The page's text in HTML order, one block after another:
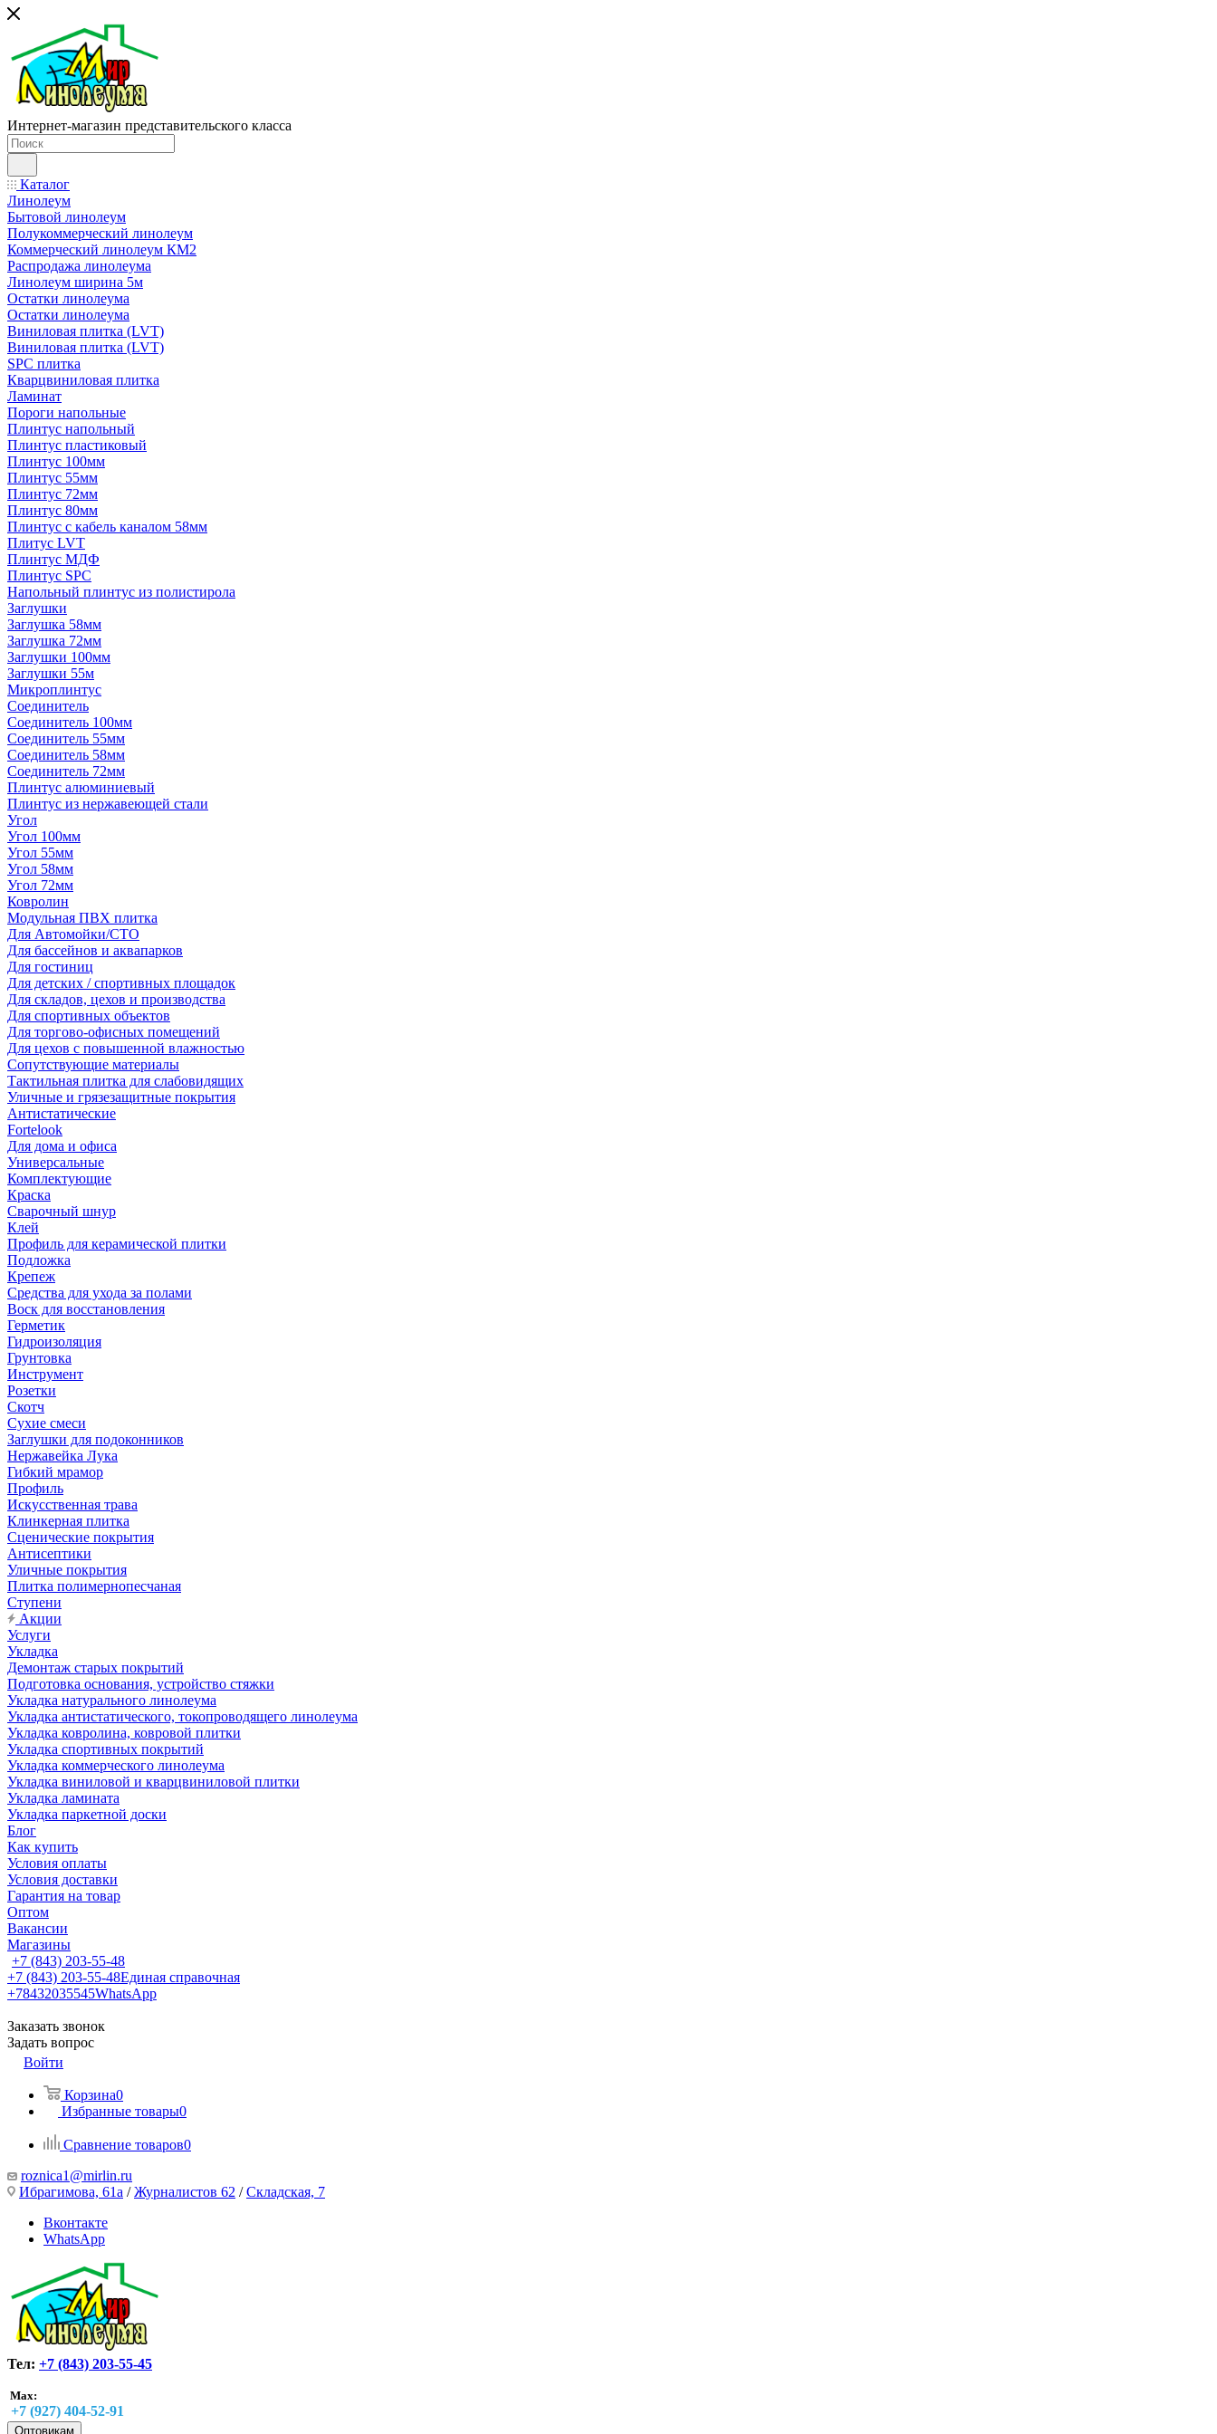
Интернет-магазин представительского класса
Каталог
Линолеум
Бытовой линолеум
Полукоммерческий линолеум
Коммерческий линолеум КМ2
Распродажа линолеума
Линолеум ширина 5м
Остатки линолеума
Остатки линолеума
Виниловая плитка (LVT)
Виниловая плитка (LVT)
SPC плитка
Кварцвиниловая плитка
Ламинат
Пороги напольные
Плинтус напольный
Плинтус пластиковый
Плинтус 100мм
Плинтус 55мм
Плинтус 72мм
Плинтус 80мм
Плинтус с кабель каналом 58мм
Плитус LVT
Плинтус МДФ
Плинтус SPC
Напольный плинтус из полистирола
Заглушки
Заглушка 58мм
Заглушка 72мм
Заглушки 100мм
Заглушки 55м
Микроплинтус
Соединитель
Соединитель 100мм
Соединитель 55мм
Соединитель 58мм
Соединитель 72мм
Плинтус алюминиевый
Плинтус из нержавеющей стали
Угол
Угол 100мм
Угол 55мм
Угол 58мм
Угол 72мм
Ковролин
Модульная ПВХ плитка
Для Автомойки/СТО
Для бассейнов и аквапарков
Для гостиниц
Для детских / спортивных площадок
Для складов, цехов и производства
Для спортивных объектов
Для торгово-офисных помещений
Для цехов с повышенной влажностью
Сопутствующие материалы
Тактильная плитка для слабовидящих
Уличные и грязезащитные покрытия
Антистатические
Fortelook
Для дома и офиса
Универсальные
Комплектующие
Краска
Сварочный шнур
Клей
Профиль для керамической плитки
Подложка
Крепеж
Средства для ухода за полами
Воск для восстановления
Герметик
Гидроизоляция
Грунтовка
Инструмент
Розетки
Скотч
Сухие смеси
Заглушки для подоконников
Нержавейка Лука
Гибкий мрамор
Профиль
Искусственная трава
Клинкерная плитка
Сценические покрытия
Антисептики
Уличные покрытия
Плитка полимернопесчаная
Ступени
Акции
Услуги
Укладка
Демонтаж старых покрытий
Подготовка основания, устройство стяжки
Укладка натурального линолеума
Укладка антистатического, токопроводящего линолеума
Укладка ковролина, ковровой плитки
Укладка спортивных покрытий
Укладка коммерческого линолеума
Укладка виниловой и кварцвиниловой плитки
Укладка ламината
Укладка паркетной доски
Блог
Как купить
Условия оплаты
Условия доставки
Гарантия на товар
Оптом
Вакансии
Магазины
+7 (843) 203-55-48
+7 (843) 203-55-48Единая справочная
+78432035545WhatsApp
Заказать звонок
Задать вопрос
Войти
Корзина0
Избранные товары0
Сравнение товаров0
roznica1@mirlin.ru
Ибрагимова, 61а /Журналистов 62 /Складская, 7
Вконтакте
WhatsApp
Тел: +7 (843) 203-55-45
Max:
+7 (927) 404-52-91
Оптовикам